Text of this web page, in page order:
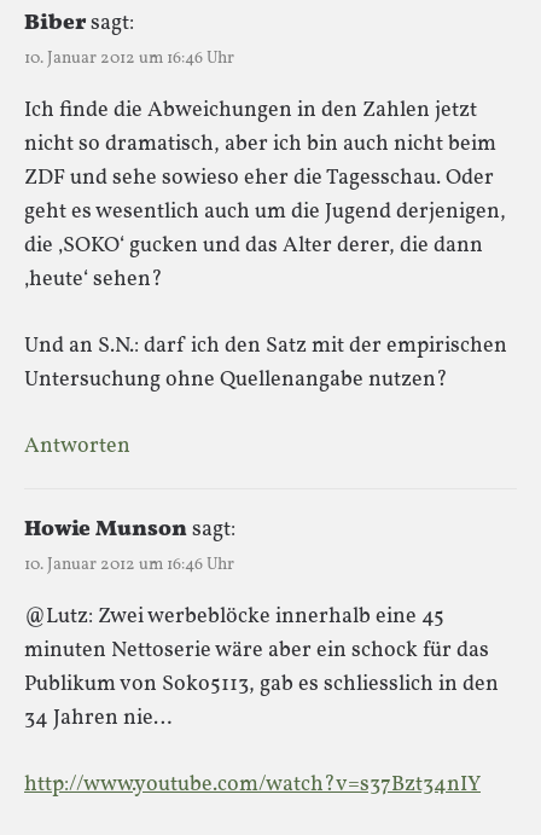
Bibersagt:
10. Januar 2012 um 16:46 Uhr
Ich finde die Abweichungen in den Zahlen jetzt
nicht so dramatisch, aber ich bin auch nicht beim
ZDF und sehe sowieso eher die Tagesschau. Oder
geht es wesentlich auch um die Jugend derjenigen,
die ‚SOKO‘ gucken und das Alter derer, die dann
‚heute‘ sehen?
Und an S.N.: darf ich den Satz mit der empirischen
Untersuchung ohne Quellenangabe nutzen?
Antworten
Howie Munsonsagt:
10. Januar 2012 um 16:46 Uhr
@Lutz: Zwei werbeblöcke innerhalb eine 45
minuten Nettoserie wäre aber ein schock für das
Publikum von Soko5113, gab es schliesslich in den
34 Jahren nie…
http://www.youtube.com/watch?v=s37Bzt34nIY